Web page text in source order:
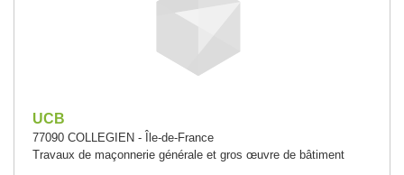
UCB
77090 COLLEGIEN - Île-de-France
Travaux de maçonnerie générale et gros œuvre de bâtiment